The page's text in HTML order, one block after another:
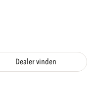
Dealer vinden